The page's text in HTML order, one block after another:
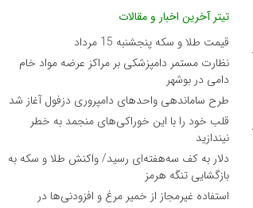
تیتر آخرین اخبار و مقالات
قیمت طلا و سکه پنجشنبه 15 مرداد
نظارت مستمر دامپزشکی بر مراکز عرضه مواد خام
دامی در بوشهر
طرح ساماندهی واحدهای دامپروری دزفول آغاز شد
قلب خود را با این خوراکی‌های منجمد به خطر
نیندازید
دلار به کف سه‌هفته‌ای رسید/ واکنش طلا و سکه به
بازگشایی تنگه هرمز
استفاده غیرمجاز از خمیر مرغ و افزودنی‌ها در